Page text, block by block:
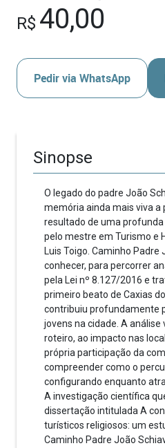
R$ 40,00
Pedir via WhatsApp
Sinopse
O legado do padre João
memória ainda mais viva a
resultado de uma
pelo mestre em Turismo e
Luis Toigo. Caminho Padre
conhecer, para percorrer
pela Lei nº 8.127/2016 e
primeiro beato de Caxias
contribuiu profundamente
jovens na cidade. A
roteiro, ao impacto nas
própria participação da
compreender como o
configurando enquanto
A investigação científica
dissertação intitulada A
turísticos religiosos: um
Caminho Padre João